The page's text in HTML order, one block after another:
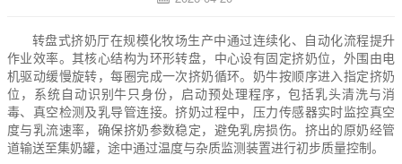
转盘式挤奶厅在规模化牧场生产中通过连续化、自动化流程提升
作业效率。其核心结构为环形转盘，中心设有固定挤奶位，外围由电
机驱动缓慢旋转，每圈完成一次挤奶循环。奶牛按顺序进入指定挤奶
位，系统自动识别牛只身份，启动预处理程序，包括乳头清洗与消
毒、真空检测及乳导管连接。挤奶过程中，压力传感器实时监控真空
度与乳流速率，确保挤奶参数稳定，避免乳房损伤。挤出的原奶经管
道输送至集奶罐，途中通过温度与杂质监测装置进行初步质量控制。